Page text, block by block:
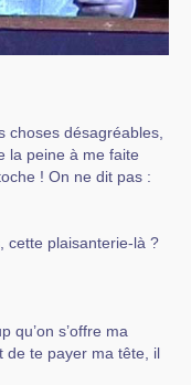
choses désagréables,
la peine à me faite
! On ne dit pas :
cette plaisanterie-là ?
qu’on s’offre ma
de te payer ma tête, il